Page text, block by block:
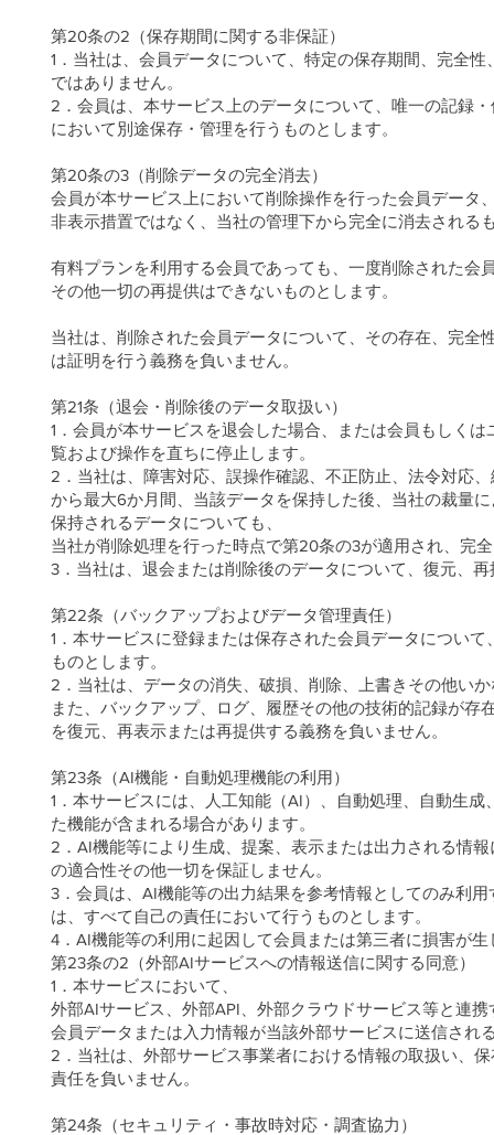
第20条の2（保存期間に関する非保証）
1．当社は、会員データについて、特定の保存期間、完全
ではありません。
2．会員は、本サービス上のデータについて、唯一の記録
において別途保存・管理を行うものとします。
第20条の3（削除データの完全消去）
会員が本サービス上において削除操作を行った会員デー
非表示措置ではなく、当社の管理下から完全に消去される
有料プランを利用する会員であっても、一度削除された
その他一切の再提供はできないものとします。
当社は、削除された会員データについて、その存在、完
は証明を行う義務を負いません。
第21条（退会・削除後のデータ取扱い）
1．会員が本サービスを退会した場合、または会員もしく
覧および操作を直ちに停止します。
2．当社は、障害対応、誤操作確認、不正防止、法令対応
から最大6か月間、当該データを保持した後、当社の裁量
保持されるデータについても、
当社が削除処理を行った時点で第20条の3が適用され、完
3．当社は、退会または削除後のデータについて、復元、
第22条（バックアップおよびデータ管理責任）
1．本サービスに登録または保存された会員データについ
ものとします。
2．当社は、データの消失、破損、削除、上書きその他い
また、バックアップ、ログ、履歴その他の技術的記録が
を復元、再表示または再提供する義務を負いません。
第23条（AI機能・自動処理機能の利用）
1．本サービスには、人工知能（AI）、自動処理、自動生
た機能が含まれる場合があります。
2．AI機能等により生成、提案、表示または出力される情
の適合性その他一切を保証しません。
3．会員は、AI機能等の出力結果を参考情報としてのみ利
は、すべて自己の責任において行うものとします。
4．AI機能等の利用に起因して会員または第三者に損害が
第23条の2（外部AIサービスへの情報送信に関する同意）
1．本サービスにおいて、
外部AIサービス、外部API、外部クラウドサービス等と連
会員データまたは入力情報が当該外部サービスに送信され
2．当社は、外部サービス事業者における情報の取扱い、
責任を負いません。
第24条（セキュリティ・事故時対応・調査協力）